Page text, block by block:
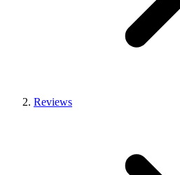
Reviews